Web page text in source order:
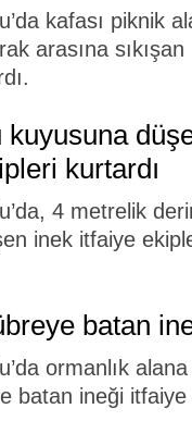
kafası piknik
arasına
kuyusuna
kurtardı
4 metrelik
inek itfaiye
batan
ormanlık
batan ineği